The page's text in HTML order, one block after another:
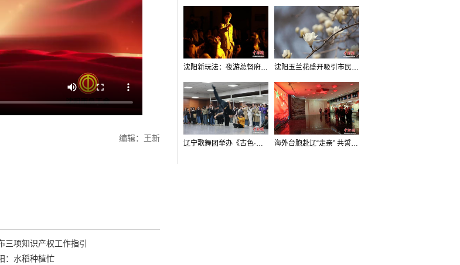
编辑：王新
三项知识产权工作指引
：水稻种植忙
沈阳新玩法：夜游总督府，当一回“赴宴者” 沈阳玉兰花盛开吸引市民打卡
辽宁歌舞团举办《古色·国宝辽宁》排练开放日活动 海外台胞赴辽“走亲” 共誓“和平初心”